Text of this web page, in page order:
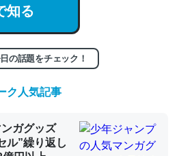
ての考察（１） - conceptualization
っと前の伏線」は回収されないけ
多い分量。進化すればするほど分
知る
の話題をチェック！
ク人気記事
ガグッズ
ル”繰り返し